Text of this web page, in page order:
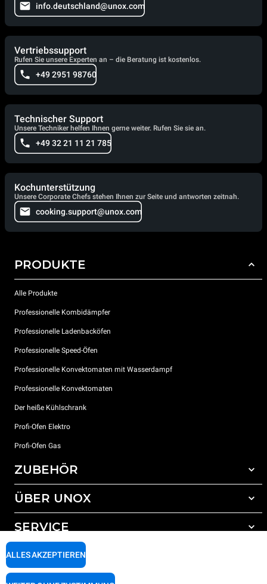
info.deutschland@unox.com
Vertriebssupport
Rufen Sie unsere Experten an – die Beratung ist kostenlos.
+49 2951 98760
Technischer Support
Unsere Techniker helfen Ihnen gerne weiter. Rufen Sie sie an.
+49 32 21 11 21 785
Kochunterstützung
Unsere Corporate Chefs stehen Ihnen zur Seite und antworten zeitnah.
cooking.support@unox.com
PRODUKTE
Alle Produkte
Professionelle Kombidämpfer
Professionelle Ladenbacköfen
Professionelle Speed-Öfen
Professionelle Konvektomaten mit Wasserdampf
Professionelle Konvektomaten
Der heiße Kühlschrank
Profi-Ofen Elektro
Profi-Ofen Gas
ZUBEHÖR
Gesamtes Zubehör
Wasseraufbereitung mit Kunstharzfiltern
Wasseraufbereitung durch Umkehrosmose
ÜBER UNOX
Unsere Standorte weltweit
SERVICE
Unox garantie
Händler Suche
ALLES AKZEPTIEREN